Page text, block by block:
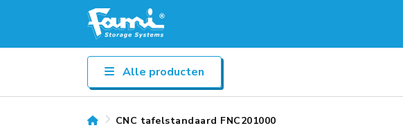
Alle producten
CNC tafelstandaard FNC201000